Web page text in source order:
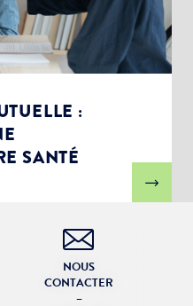
:
SANTÉ
NOUS
CONTACTER
–